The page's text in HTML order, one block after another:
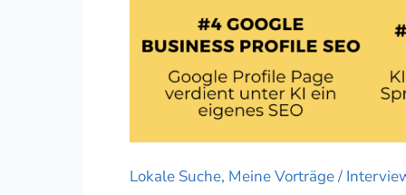
Lokale Suche, Meine Vorträge /